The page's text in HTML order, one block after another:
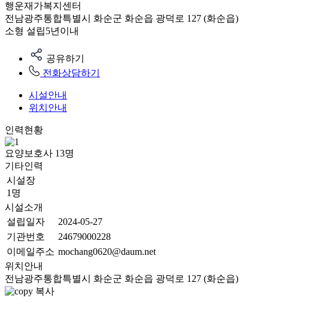
행운재가복지센터
전남광주통합특별시 화순군 화순읍 광덕로 127 (화순읍)
소형 설립5년이내
공유하기
전화상담하기
시설안내
위치안내
인력현황
요양보호사 13명
기타인력
시설장
1명
시설소개
설립일자
2024-05-27
기관번호
24679000228
이메일주소 mochang0620@daum.net
위치안내
전남광주통합특별시 화순군 화순읍 광덕로 127 (화순읍)
복사